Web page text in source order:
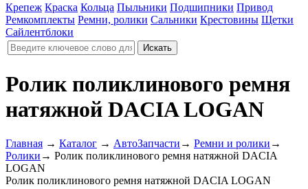
Крепеж Краска Кольца Пыльники Подшипники Привод
Ремкомплекты Ремни, ролики Сальники Крестовины Щетки
Сайлентблоки
Ролик поликлинового ремня
натяжной DACIA LOGAN
Главная → Каталог → АвтоЗапчасти → Ремни и ролики →
Ролики → Ролик поликлинового ремня натяжной DACIA
LOGAN
Ролик поликлинового ремня натяжной DACIA LOGAN